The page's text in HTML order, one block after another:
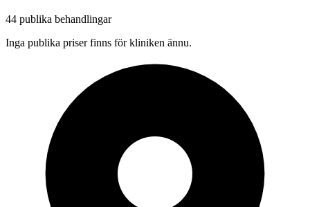
44 publika behandlingar
Inga publika priser finns för kliniken ännu.